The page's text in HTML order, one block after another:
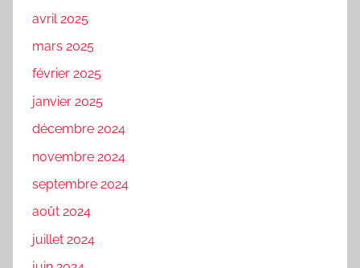
avril 2025
mars 2025
février 2025
janvier 2025
décembre 2024
novembre 2024
septembre 2024
août 2024
juillet 2024